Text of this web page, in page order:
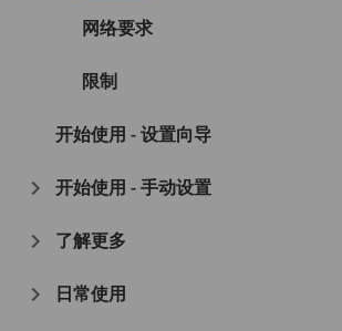
网络要求
限制
开始使用 - 设置向导
开始使用 - 手动设置
了解更多
日常使用